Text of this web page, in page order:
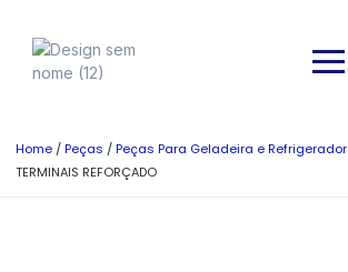
Home /Peças /Peças Para Geladeira e Refrigerador
TERMINAIS REFORÇADO